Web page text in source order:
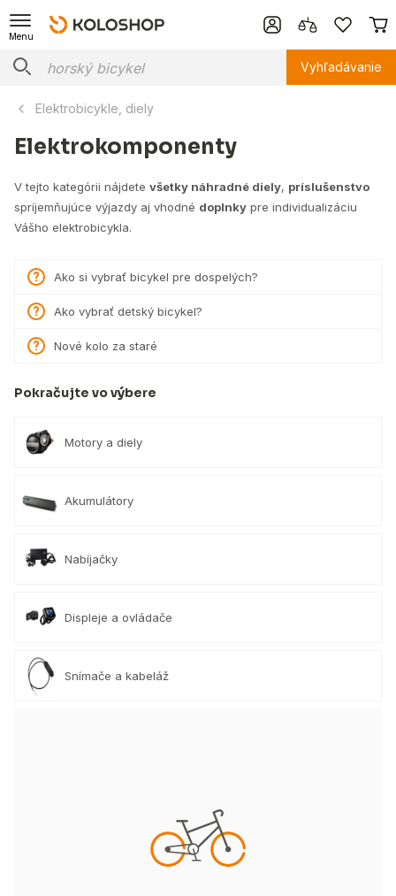
Menu
Vyhľadávanie
Elektrobicykle, diely
Elektrokomponenty
V tejto kategórii nájdete všetky náhradné diely, príslušenstvo
spríjemňujúce výjazdy aj vhodné doplnky pre individualizáciu
Vášho elektrobicykla.
Ako si vybrať bicykel pre dospelých?
Ako vybrať detský bicykel?
Nové kolo za staré
Pokračujte vo výbere
Motory a diely
Akumulátory
Nabíjačky
Displeje a ovládače
Snímače a kabeláž